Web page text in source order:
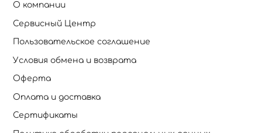
О компании
Сервисный Центр
Пользовательское соглашение
Условия обмена и возврата
Оферта
Оплата и доставка
Сертификаты